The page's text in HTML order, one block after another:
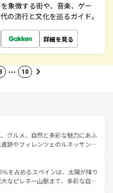
象徴する街や、音楽、ゲー
の流行と文化を巡るガイド。
詳細を見る
… 10
グルメ、自然と多彩な魅力にあふ
跡やフィレンツェのルネッサンス
い田園風景やアマルフィ海岸の絶
せない。観光の合間には、本場の
のイタリア料理を堪能することも
を占めるスペインは、太陽が降り
なピレネー山脈まで、多彩な自然